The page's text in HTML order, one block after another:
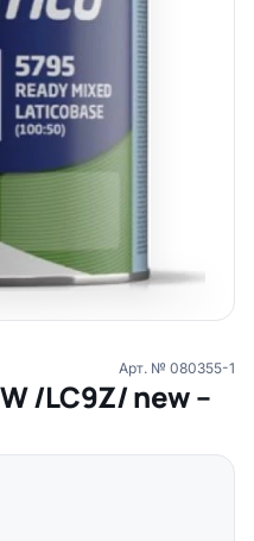
Арт. № 080355-1
/LC9Z/ new –